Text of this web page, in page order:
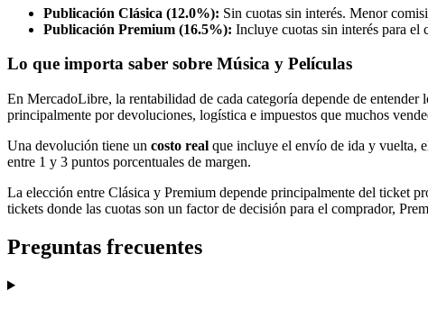
Publicación Clásica (12.0%): Sin cuotas sin interés. Menor
Publicación Premium (16.5%): Incluye cuotas sin interés para
Lo que importa saber sobre Música y Películas
En MercadoLibre, la rentabilidad de cada categoría depende de
principalmente por devoluciones, logística e impuestos que muchos
Una devolución tiene un costo real que incluye el envío de ida y vuelta,
entre 1 y 3 puntos porcentuales de margen.
La elección entre Clásica y Premium depende principalmente del ticket
tickets donde las cuotas son un factor de decisión para el comprador,
Preguntas frecuentes